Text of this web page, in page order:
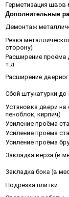
Герметизация швов
Дополнительные
Демонтаж
Резка
сторону)
Расширение проёма
т.д.
Расширение
Сбой штукатурки до
Установка двери
пеноблок, кирпич)
Усиление проёма
Усиление проёма
Усиление проёма
Закладка верха (в
Закладка бока (в
Подрезка плитки